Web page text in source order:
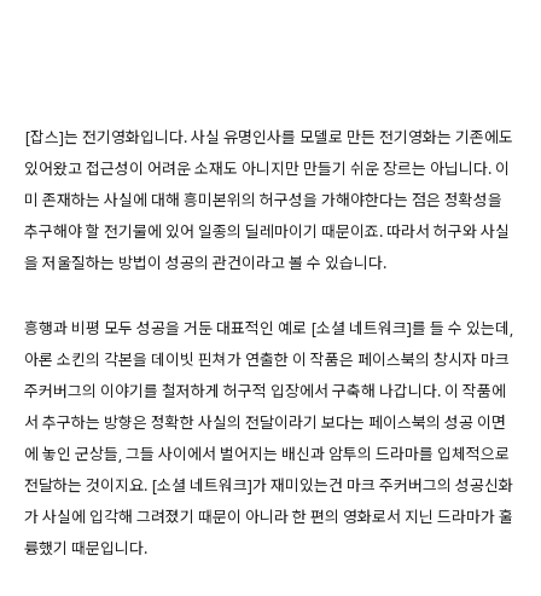
[잡스]는 전기영화입니다. 사실 유명인사를 모델로 만든 전기영화는 기존에도
있어왔고 접근성이 어려운 소재도 아니지만 만들기 쉬운 장르는 아닙니다. 이
미 존재하는 사실에 대해 흥미본위의 허구성을 가해야한다는 점은 정확성을
추구해야 할 전기물에 있어 일종의 딜레마이기 때문이죠. 따라서 허구와 사실
을 저울질하는 방법이 성공의 관건이라고 볼 수 있습니다.
흥행과 비평 모두 성공을 거둔 대표적인 예로 [소셜 네트워크]를 들 수 있는데,
아론 소킨의 각본을 데이빗 핀쳐가 연출한 이 작품은 페이스북의 창시자 마크
주커버그의 이야기를 철저하게 허구적 입장에서 구축해 나갑니다. 이 작품에
서 추구하는 방향은 정확한 사실의 전달이라기 보다는 페이스북의 성공 이면
에 놓인 군상들, 그들 사이에서 벌어지는 배신과 암투의 드라마를 입체적으로
전달하는 것이지요. [소셜 네트워크]가 재미있는건 마크 주커버그의 성공신화
가 사실에 입각해 그려졌기 때문이 아니라 한 편의 영화로서 지닌 드라마가 훌
륭했기 때문입니다.